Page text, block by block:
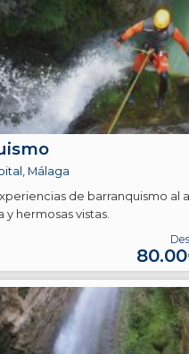
Málaga
de barranquismo al
y hermosas vistas.